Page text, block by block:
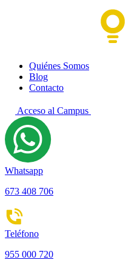
Quiénes Somos
Blog
Contacto
Acceso al Campus
Whatsapp
673 408 706
Teléfono
955 000 720